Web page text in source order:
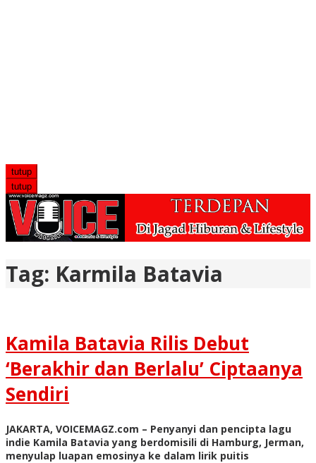
tutup
tutup
Tag: Karmila Batavia
Kamila Batavia Rilis Debut
‘Berakhir dan Berlalu’ Ciptaanya
Sendiri
JAKARTA, VOICEMAGZ.com – Penyanyi dan pencipta lagu
indie Kamila Batavia yang berdomisili di Hamburg, Jerman,
menyulap luapan emosinya ke dalam lirik puitis